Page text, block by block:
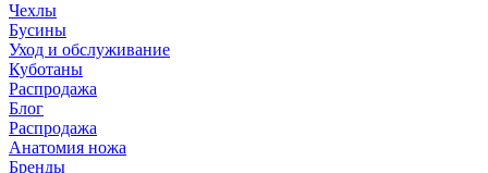
Чехлы
Бусины
Уход и обслуживание
Куботаны
Распродажа
Блог
Распродажа
Анатомия ножа
Бренды